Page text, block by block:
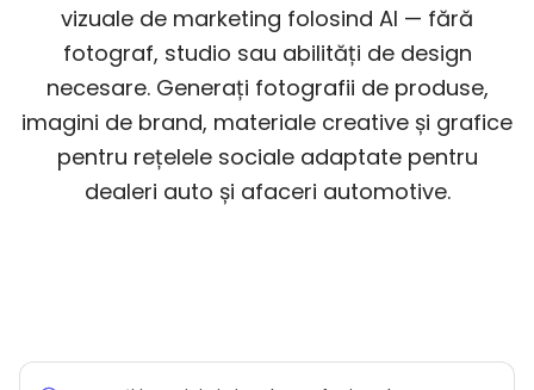
vizuale de marketing folosind AI — fără
fotograf, studio sau abilități de design
necesare. Generați fotografii de produse,
imagini de brand, materiale creative și grafice
pentru rețelele sociale adaptate pentru
dealeri auto și afaceri automotive.